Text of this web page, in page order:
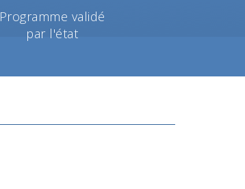
Programme validé
par l'état